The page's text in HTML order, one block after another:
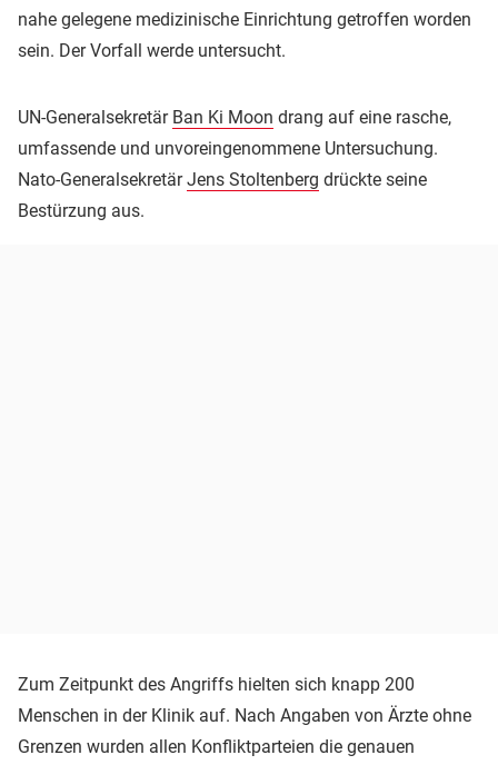
nahe gelegene medizinische Einrichtung getroffen worden
sein. Der Vorfall werde untersucht.
UN-Generalsekretär Ban Ki Moon drang auf eine rasche,
umfassende und unvoreingenommene Untersuchung.
Nato-GeneralsekretärJens Stoltenberg drückte seine
Bestürzung aus.
Zum Zeitpunkt des Angriffs hielten sich knapp 200
Menschen in der Klinik auf. Nach Angaben von Ärzte ohne
Grenzen wurden allen Konfliktparteien die genauen